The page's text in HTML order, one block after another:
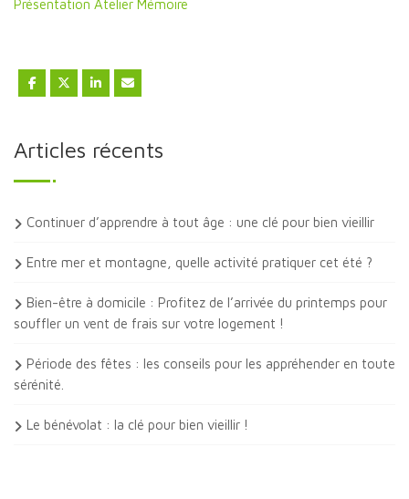
Présentation Atelier Mémoire
Articles récents
Continuer d’apprendre à tout âge : une clé pour bien vieillir
Entre mer et montagne, quelle activité pratiquer cet été ?
Bien-être à domicile : Profitez de l’arrivée du printemps pour
souffler un vent de frais sur votre logement !
Période des fêtes : les conseils pour les appréhender en toute
sérénité.
Le bénévolat : la clé pour bien vieillir !